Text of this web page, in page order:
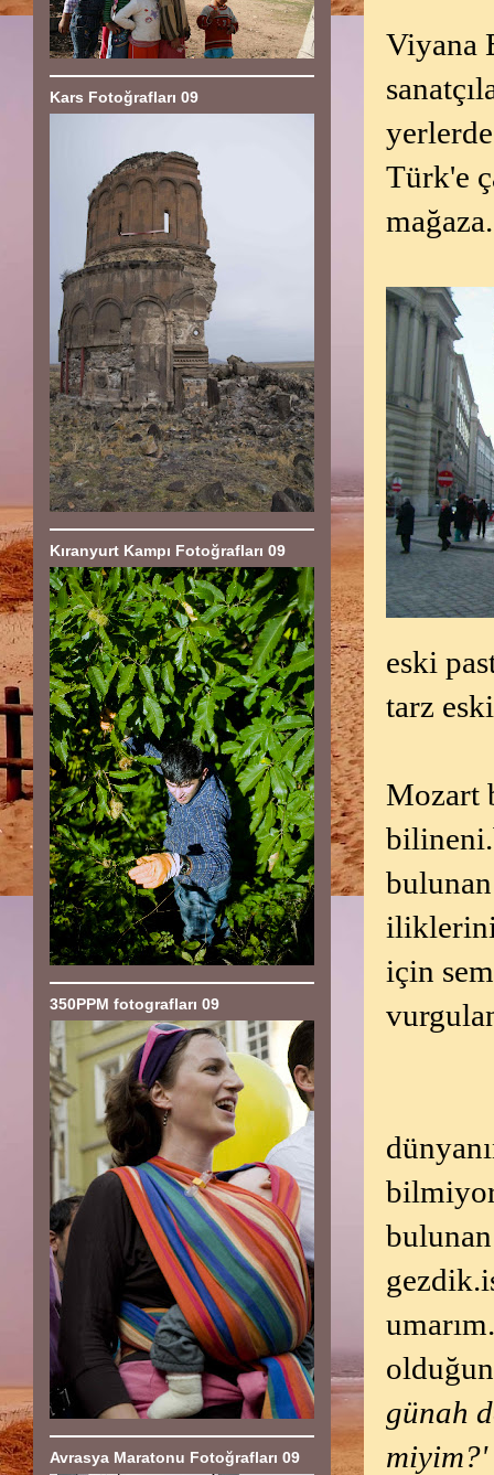
Viyana
Türk'e
mağaza.
eski
tarz
Mozart
için
günah
miyim?'
Kars Fotoğrafları 09
Kıranyurt Kampı Fotoğrafları 09
350PPM fotografları 09
Avrasya Maratonu Fotoğrafları 09